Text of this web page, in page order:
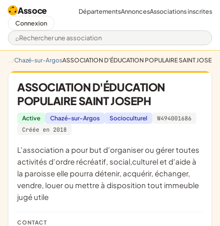
Assoce
Rechercher une association
DépartementsAnnoncesAssociations inscrites
Connexion
Chazé-sur-ArgosASSOCIATION D'ÉDUCATION POPULAIRE SAINT JOSEPH
ASSOCIATION D'ÉDUCATION
POPULAIRE SAINT JOSEPH
Active Chazé-sur-Argos Socioculturel
W494001686
Créée en 2018
l'association a pour but d'organiser ou gérer toutes
activités d'ordre récréatif, social,culturel et d'aide à
la paroisse elle pourra détenir, acquérir, échanger,
vendre, louer ou mettre à disposition tout immeuble
jugé utile
CONTACT